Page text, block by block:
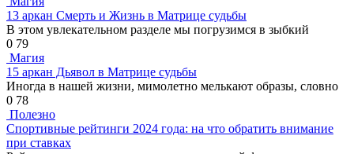
13 аркан Смерть и Жизнь в Матрице судьбы
В этом увлекательном разделе мы погрузимся в зыбкий
0 79
Магия
15 аркан Дьявол в Матрице судьбы
Иногда в нашей жизни, мимолетно мелькают образы, словно
0 78
Полезно
Спортивные рейтинги 2024 года: на что обратить внимание
при ставках